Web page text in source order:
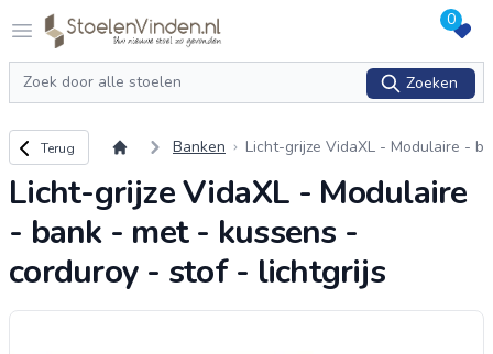
Open menu
Logo stoelenvinden.nl 0
Zoeken
Zoeken
Terug naar overzicht
Terug Banken
Licht-grijze VidaXL - Modulaire - b
stof - lichtgrijs
Licht-grijze VidaXL - Modulaire
- bank - met - kussens -
corduroy - stof - lichtgrijs